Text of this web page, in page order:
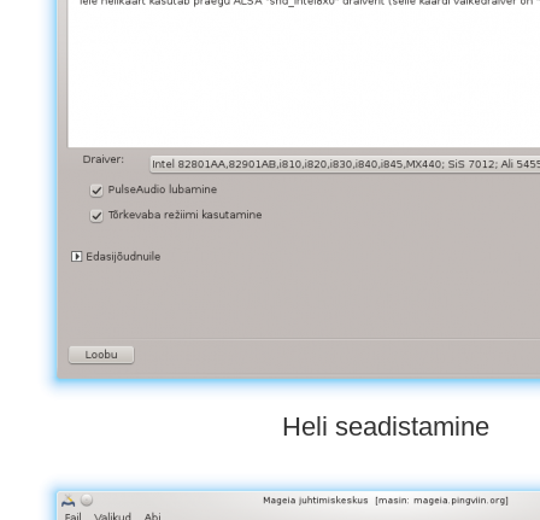
Heli seadistamine